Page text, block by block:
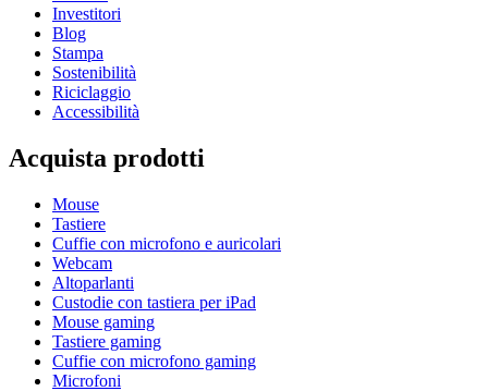
Investitori
Blog
Stampa
Sostenibilità
Riciclaggio
Accessibilità
Acquista prodotti
Mouse
Tastiere
Cuffie con microfono e auricolari
Webcam
Altoparlanti
Custodie con tastiera per iPad
Mouse gaming
Tastiere gaming
Cuffie con microfono gaming
Microfoni